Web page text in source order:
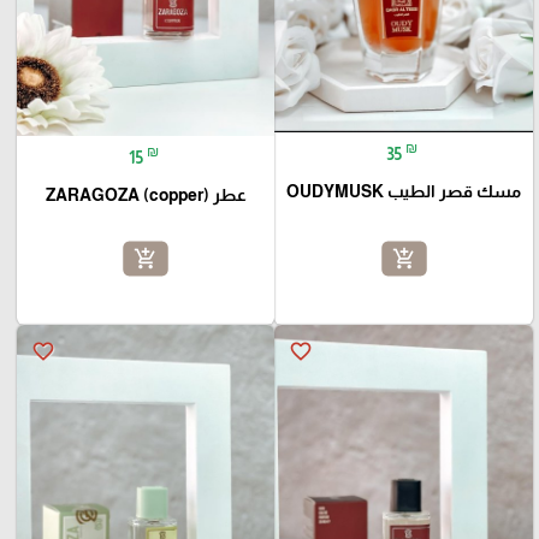
35 ₪
مسك قصر الطيب OUDYMUSK
add_shopping_cart
15 ₪
عطر ZARAGOZA (copper)
add_shopping_cart
favorite_border
favorite_border